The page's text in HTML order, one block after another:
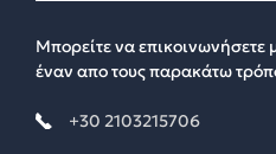
Μπορείτε να
έναν απο τους παρακάτω
+30 2103215706